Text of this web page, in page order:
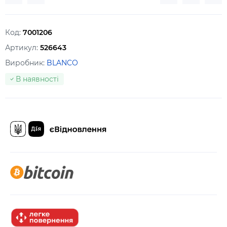
Код: 7001206
Артикул: 526643
Виробник: BLANCO
В наявності